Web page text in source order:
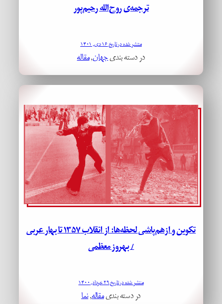
ترجمه‌ی روح‌الله رحیم‌پور
منتشر شده در تاریخ ۱۶ دی, ۱۴۰۱
در دسته بندیجهان, مقاله
تکوین و ازهم‌پاشی لحظه‌ها: از انقلاب ۱۳۵۷ تا بهار عربی
/ بهروز معظمی
منتشر شده در تاریخ ۲۹ خرداد, ۱۴۰۰
در دسته بندیمقاله, نما